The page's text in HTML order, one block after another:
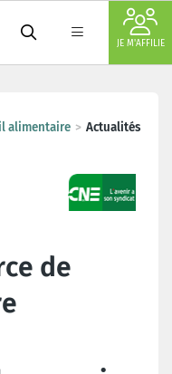
JE M'AFFILIE
alimentaire Actualités
de